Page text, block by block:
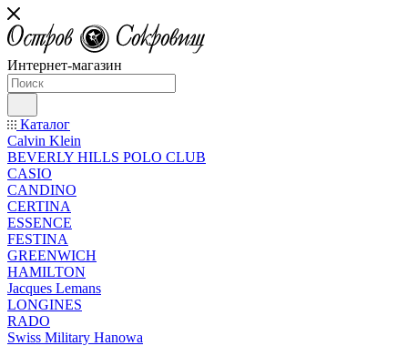
Интернет-магазин
Каталог
Calvin Klein
BEVERLY HILLS POLO CLUB
CASIO
CANDINO
CERTINA
ESSENCE
FESTINA
GREENWICH
HAMILTON
Jacques Lemans
LONGINES
RADO
Swiss Military Hanowa